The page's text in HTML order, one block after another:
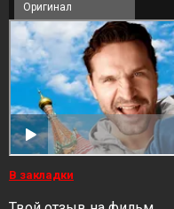
Оригинал
В закладки